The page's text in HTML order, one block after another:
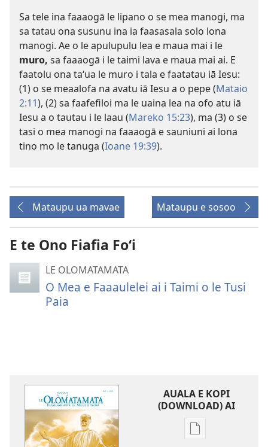
Sa tele ina faaaogā le lipano o se mea manogi, ma
sa tatau ona susunu ina ia faasasala solo lona
manogi. Ae o le apulupulu lea e maua mai i le
muro, sa faaaogā i le taimi lava e maua mai ai. E
faatolu ona taʻua le muro i tala e faatatau iā Iesu:
(1) o se meaalofa na avatu iā Iesu a o pepe (Mataio
2:11), (2) sa faafefiloi ma le uaina lea na ofo atu iā
Iesu a o tautau i le laau (Mareko 15:23), ma (3) o se
tasi o mea manogi na faaaogā e sauniuni ai lona
tino mo le tanuga (Ioane 19:39).
Mataupu ua mavae Mataupu e sosoo
E te Ono Fiafia Foʻi
LE OLOMATAMATA
O Mea e Faaaulelei ai i Taimi o le Tusi
Paia
AUALA E KOPI
(DOWNLOAD) AI
Vaega